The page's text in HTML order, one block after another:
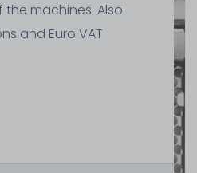
machines. Also
and Euro VAT